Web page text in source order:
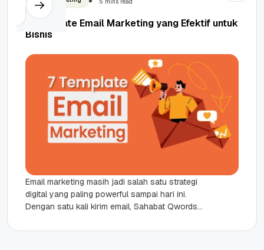
7 Template Email Marketing yang Efektif untuk
Bisnis
Email marketing masih jadi salah satu strategi
digital yang paling powerful sampai hari ini.
Dengan satu kali kirim email, Sahabat Qwords